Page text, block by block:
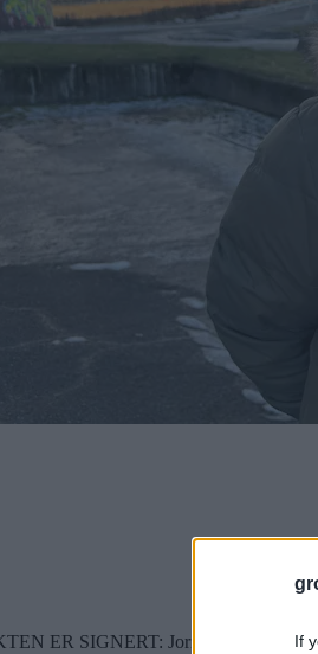
If
ER SIGNERT: Jorid Ertvaag og